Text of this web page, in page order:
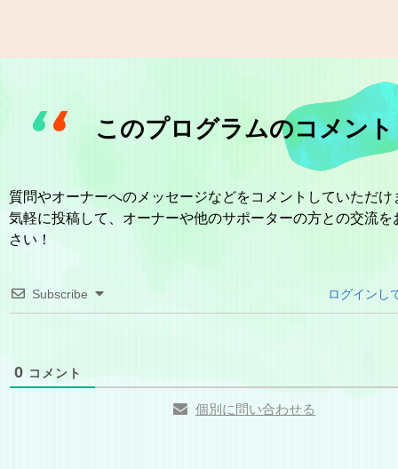
このプログラムのコメント
質問やオーナーへのメッセージなどをコメントしていただけ
気軽に投稿して、オーナーや他のサポーターの方との交流を
さい！
Subscribe ログインし
0 コメント
個別に問い合わせる